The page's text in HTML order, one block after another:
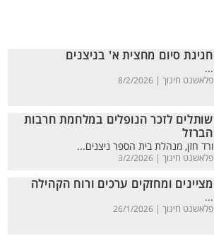
חגיגת סיום מחצית א' בניצנים
...
פלאשנט חינוך | 8/2/2026
שותלים לזכר הנופלים במלחמת חרבות
הברזל
ורד חזן, מנהלת בית הספר ניצנים...
פלאשנט חינוך | 3/2/2026
מציינים ומחזקים ערכים ורוח הקהילה
...
פלאשנט חינוך | 26/1/2026